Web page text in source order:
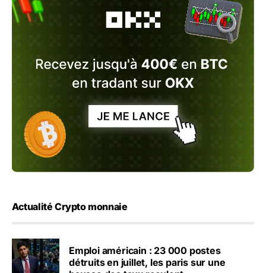
Actualité Crypto monnaie
Emploi américain : 23 000 postes
détruits en juillet, les paris sur une